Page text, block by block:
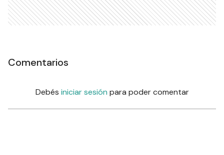
Comentarios
Debés iniciar sesión para poder comentar